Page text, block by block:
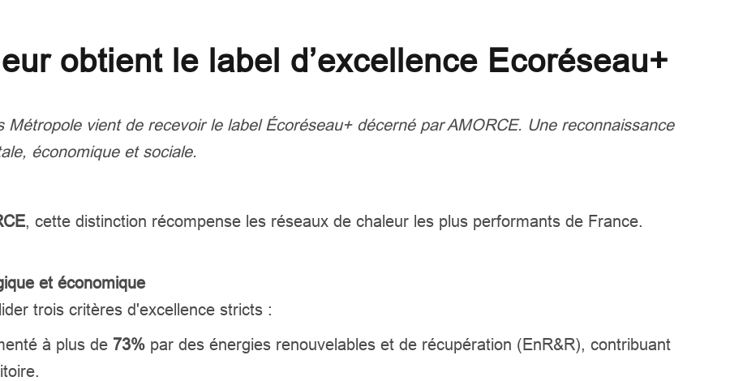
obtient le label d’excellence Ecoréseau+
vient de recevoir le label Écoréseau+ décerné par AMORCE. Une reconnaissance
économique et sociale.
, cette distinction récompense les réseaux de chaleur les plus performants de France.
et économique
trois critères d'excellence stricts :
à plus de 73% par des énergies renouvelables et de récupération (EnR&R), contribuant